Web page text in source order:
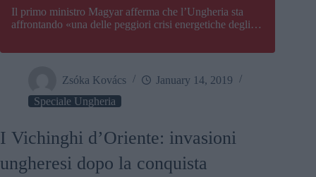
Il primo ministro Magyar afferma che l’Ungheria sta
affrontando «una delle peggiori crisi energetiche degli
Zsóka Kovács
January 14, 2019
Speciale Ungheria
I Vichinghi d’Oriente: invasioni
ungheresi dopo la conquista